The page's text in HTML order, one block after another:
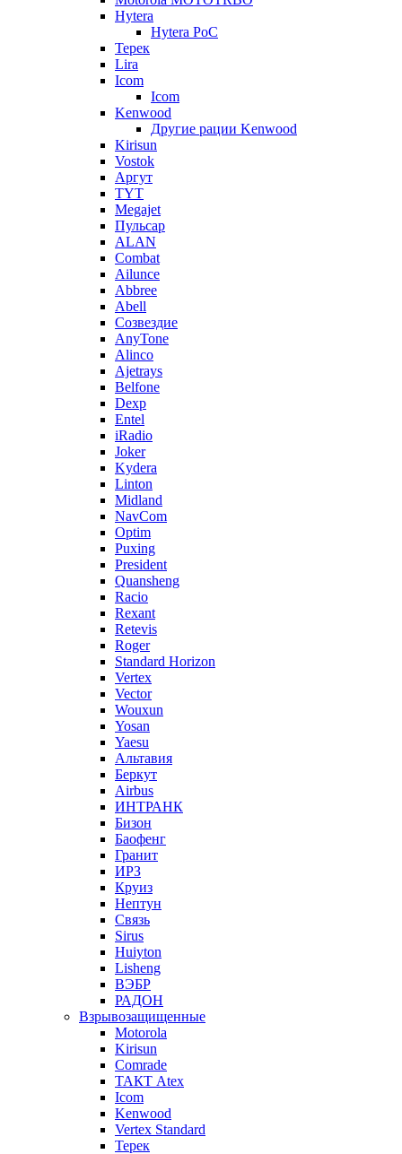
Hytera
Hytera PoC
Терек
Lira
Icom
Icom
Kenwood
Другие рации Kenwood
Kirisun
Vostok
Аргут
TYT
Megajet
Пульсар
ALAN
Combat
Ailunce
Abbree
Abell
Созвездие
AnyTone
Alinco
Ajetrays
Belfone
Dexp
Entel
iRadio
Joker
Kydera
Linton
Midland
NavCom
Optim
Puxing
President
Quansheng
Racio
Rexant
Retevis
Roger
Standard Horizon
Vertex
Vector
Wouxun
Yosan
Yaesu
Альтавия
Беркут
Airbus
ИНТРАНК
Бизон
Баофенг
Гранит
ИРЗ
Круиз
Нептун
Связь
Sirus
Huiyton
Lisheng
ВЭБР
РАДОН
Взрывозащищенные
Motorola
Kirisun
Comrade
ТАКТ Atex
Icom
Kenwood
Vertex Standard
Терек